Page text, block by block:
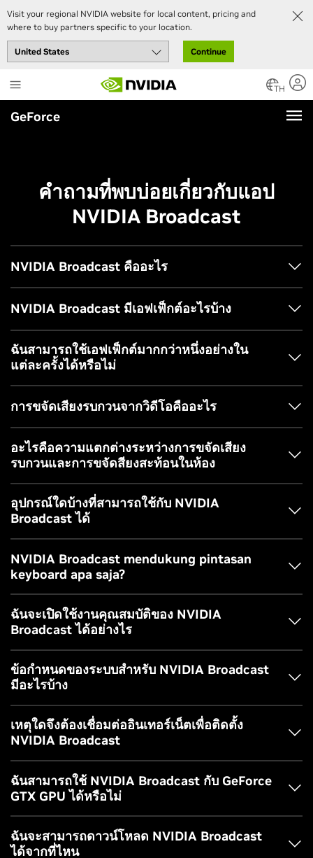
Visit your regional NVIDIA website for local content, pricing and
where to buy partners specific to your location.
Continue
to
main
content
TH
GeForce
คำถามที่พบบ่อยเกี่ยวกับแอป
NVIDIA Broadcast
NVIDIA Broadcast คืออะไร
NVIDIA Broadcast เปลี่ยนพื้นที่ใดก็ได้ให้กลายเป็นสตูดิโอออก
อากาศในบ้าน อัปเกรดเว็บแคมและไมโครโฟนมาตรฐานให้เป็น
อุปกรณ์อัจฉริยะระดับพรีเมียมผ่านขุมพลังของ AI ปรับปรุงคุณภาพ
วิดีโอและเสียงของการสตรีมสดของคุณด้วยความสามารถ AI เช่น
พื้นหลังเสมือนจริง กรอบอัตโนมัติของเว็บแคม และการขจัดเสียง
รบกวนของไมโครโฟน ด้วยโปรเซสเซอร์ AI เฉพาะที่เรียกว่า
Tensor Core บน GPU GeForce RTX ทำให้เครือข่าย AI สามารถ
นอกจากนี้ คุณสมบัติเหล่านี้ยังสามารถเพิ่มประสิทธิภาพการ
ประชุมผ่านวิดีโอและการแชทด้วยเสียงของคุณได้ แม้ขณะที่ไม่ได้
ทำการออกอากาศ NVIDIA Broadcast จึงเป็น AI เพื่อนแท้ที่
สมบูรณ์แบบสำหรับทุกคน
NVIDIA Broadcast มีเอฟเฟ็กต์อะไรบ้าง
แอป NVIDIA Broadcast มี:
ไมโครโฟน/ลำโพง
การขจัดเสียงรบกวน: ตัดเสียงพื้นหลังที่รบกวนสมาธิออกจาก
ฟีดไมโครโฟนของคุณ เพื่อให้ผู้ฟังได้ยินเสียงที่ดังและชัดเจน
นอกจากนี้ NVIDIA Broadcast ยังสามารถใช้กับเสียงขาเข้าได้
คุณจึงไม่พลาดทุกจังหวะในการแชทด้วยเสียงของคุณ
การขจัดเสียงสะท้อนภายในห้อง: ใช้ AI เพื่อกรองเสียงสะท้อน
และเสียงก้องที่มักเกิดขึ้นในห้องขนาดเล็ก เพื่อเสียงที่ออกมาจะ
ได้ชัดเจนยิ่งขึ้น
Studio Voice: Studio Voice ใช้ AI Equalizer เพื่อปรับแต่ง
เสียงของคุณตามสเปกตรัมราวกับว่าคุณกำลังบันทึกจากสตูดิ
กล้อง
พื้นหลังเสมือนจริง: ใช้ AI เพื่อลบพื้นหลังที่แสดงในเว็บแคมของ
ภาพไม่ให้เห็นชัด
การจัดเฟรมภาพอัตโนมัติ: ติดตามการเคลื่อนไหวของคุณอย่าง
ต่อเนื่องแบบเรียลไทม์ ซูมและครอบตัดอัตโนมัติ เพื่อให้คุณยัง
คงเป็นดาวเด่นในหน้าจอแม้ขณะที่เคลื่อนที่ไปรอบ ๆ
การขจัดเสียงรบกวนจากวิดีโอ: ลดเสียงรบกวนจากกล้องที่มัก
พบในสถานการณ์ที่มีแสงน้อย
การสบตา: จำลองเอฟเฟ็กต์เลนส์โดยทำให้มุมของเฟรมมืดลง
เพื่อให้ได้เอฟเฟ็กต์ที่สวยงาม
ขอบมืด: จำลองเอฟเฟ็กต์เลนส์โดยทำให้มุมของหน้าจอมืดลง
Virtual Key Light: เตรียมกล้องให้พร้อมด้วยการปรับแสง
รสตรีมสดของคุณ
ฉันสามารถใช้เอฟเฟ็กต์มากกว่าหนึ่งอย่างใน
แต่ละครั้งได้หรือไม่
ใช่! ในเวอร์ชัน 2.0.0 เราได้เปิดตัวความสามารถในการรัน
เอฟเฟ็กต์ในไมโครโฟน ลำโพง และ/หรือกล้องเข้าด้วยกันได้มาก
เท่าที่ GPU ของคุณจะสามารถรับมือได้ไม่ใช่ทุกเอฟเฟ็กต์ที่จะ
สามารถรวมเข้าด้วยกันได้
โปรดทราบว่าการใช้เอฟเฟ็กต์หลายอย่างร่วมกันจะเพิ่มผลกระทบ
ต่อระบบของคุณ
การขจัดเสียงรบกวนจากวิดีโอคืออะไร
การขจัดเสียงรบกวนจากวิดีโอเป็นเอฟเฟ็กต์ AI ที่ช่วยลดเสียง
รบกวนจากกล้องของคุณ ซึ่งมักเกิดขึ้นในกรณีที่มีแสงน้อย
จับจุดรบกวนในภาพ ทำให้ได้ฟีดภาพคุณภาพต่ำการขจัดเสียง
รบกวนช่วยลดจุดรบกวนในภาพ ทำให้คุณภาพของภาพสูงขึ้นเทียบ
กับเว็บแคมระดับพรีเมียม
อะไรคือความแตกต่างระหว่างการขจัดเสียง
รบกวนและการขจัดสียงสะท้อนในห้อง
การขจัดเสียงสะท้อนในห้องเป็นเอฟเฟ็กต์ AI ที่ช่วยลดเสียงสะท้อน
(หรือเสียงก้อง) ในห้องออกจากเสียงของคุณซึ่งมักเกิดขึ้นเมื่อคุณอยู่
ไม่มีอุปกรณ์เก็บเสียงที่เหมาะสม
อุปกรณ์ใดบ้างที่สามารถใช้กับ NVIDIA
Broadcast ได้
NVIDIA Broadcast สามารถใช้ร่วมกับไมโครโฟน ลำโพงหรือชุด
หูฟัง และเว็บแคมของพีซีส่วนใหญ่ได้ซึ่งรวมถึงรุ่นล่าสุดจากผู้ผลิต
ยอดนิยม เช่น Logitech, ElGato, AverMedia, Razer, Asus,
ตรวจสอบให้แน่ใจว่าหากอุปกรณ์ของคุณมีฟีเจอร์คล้ายกับ
NVIDIA Broadcast (เช่น การขจัดเสียงรบกวน) คุณปิดเครื่อง ดัง
นั้นคุณจึงไม่ต้องพยายามใช้เอฟเฟ็กต์เดียวกันสองครั้ง
NVIDIA Broadcast mendukung pintasan
keyboard apa saja?
NVIDIA Broadcast รองรับการใช้คีย์ลัด นอกจากนี้ ผู้ใช้ยังสามารถ
ใช้ Elgato Stream Deck เพื่อเปิดและปิดเอฟเฟกต์ของ NVIDIA
ฉันจะเปิดใช้งานคุณสมบัติของ NVIDIA
Broadcast ได้อย่างไร
NVIDIA Broadcast ทำงานโดยสร้างกล้อง ไมโครโฟน หรือลำโพง
เสมือนของ Windows ในพีซีของคุณ จึงแสดงอยู่ในแอปพลิเคชัน
คุณสมบัติจากในแอป NVIDIA Broadcast แล้วเลือกอุปกรณ์
NVIDIA Broadcast จากแอปพลิเคชันวิดีโอหรือแชทด้วยเสียงของ
คุณ
ข้อกำหนดของระบบสำหรับ NVIDIA Broadcast
มีอะไรบ้าง
TITAN RTX หรือสูงกว่า
RAM: RAM 8GB
CPU: แนะนำให้ใช้ Intel Core i5 8600, AMD Ryzen r5 2600
หรือสูงกว่า
การเชื่อมต่ออินเทอร์เน็ตระหว่างการติดตั้ง
Studio Voice และ Virtual Key Light ต้องการการ์ดจอ GeForce
RTX 3060 หรือรุ่นที่สูงกว่า
เหตุใดจึงต้องเชื่อมต่ออินเทอร์เน็ตเพื่อติดตั้ง
NVIDIA Broadcast
ในระหว่างขั้นตอนการติดตั้ง NVIDIA Broadcast จะดาวน์โหลด
AI รุ่นล่าสุดสำหรับ GPU ของคุณ ซึ่งช่วยให้มั่นใจได้ว่าคุณจะได้ใช้
ฉันสามารถใช้ NVIDIA Broadcast กับ GeForce
GTX GPU ได้หรือไม่
ไม่ได้ แอป NVIDIA Broadcast ใช้ Tensor Core บน NVIDIA
RTX GPU เพื่อเร่งความเร็วในการคำนวณของ AI เพื่อให้คุณ
ฉันจะสามารถดาวน์โหลด NVIDIA Broadcast
ได้จากที่ไหน